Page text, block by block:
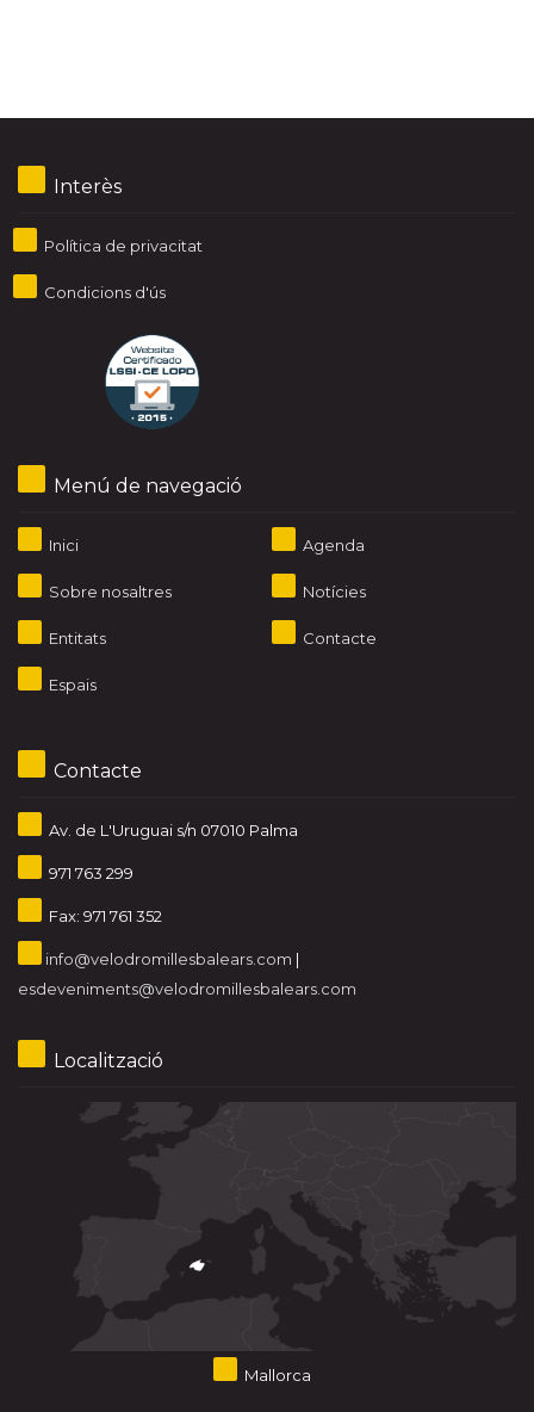
Interès
Política de privacitat
Condicions d'ús
Menú de navegació
Inici
Sobre nosaltres
Entitats
Espais
Agenda
Notícies
Contacte
Contacte
Av. de L'Uruguai s/n 07010 Palma
971 763 299
Fax: 971 761 352
info@velodromillesbalears.com |
esdeveniments@velodromillesbalears.com
Localització
Mallorca